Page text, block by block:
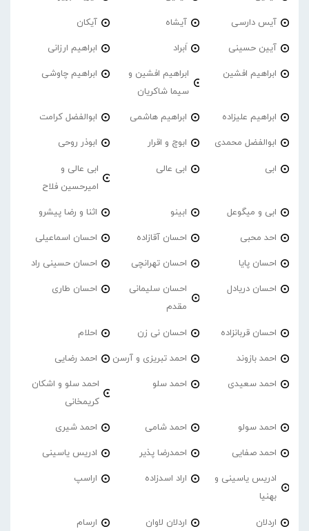
آیس دارسی آیشاه آیکان
آیین حسینی اَبراد ابراهیم ارزانی
ابراهیم افشین
ابراهیم افشین و
سیما شاکریان
ابراهیم چاوشی
ابراهیم علیزاده ابراهیم هاشمی ابوالفضل کرامت
ابوالفضل محمدی ابوچ و اقرار ابوذر روحی
ابی ابی عالی
ابی عالی و
امیرحسین فلاح
ابی و میگوعل ابینو اثنا و رضا پیشرو
احد محبی احسان آقازاده احسان اسماعیلی
احسان پایا احسان تهرانچی احسان حسینی راد
احسان دریادل
احسان سلیمانی
مقدم
احسان طاری
احسان قربانزاده احسان نی زن احلام
احمد بازوند احمد تبریزی و آرسن احمد‌ رضایی
احمد سعیدی احمد سلو
احمد سلو و اشکان
کریمخانی
احمد سولو احمد شامی احمد شیری
احمد صفایی احمدرضا پذیر ادریس یاسینی
ادریس یاسینی و
بهنیا
اراد اسدزاده اراسپ
اردلان اردلان لاوان ارسام